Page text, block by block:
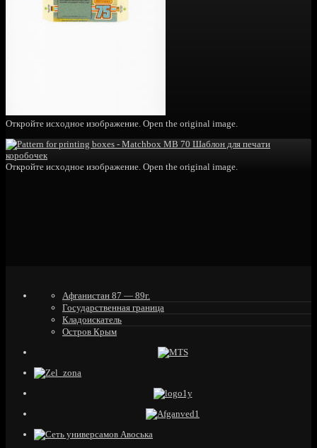
Откройте исходное изображение. Open the original image.
Откройте исходное изображение. Open the original image.
Афганистан 87 — 89г.
Государственная граница
Кладоискатель
Остров Крым